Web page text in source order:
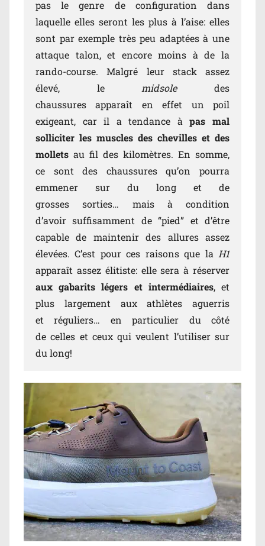
pas le genre de configuration dans
laquelle elles seront les plus à l’aise: elles
sont par exemple très peu adaptées à une
attaque talon, et encore moins à de la
rando-course. Malgré leur stack assez
élevé, le midsoledes
chaussures apparaît en effet un poil
exigeant, car il a tendance àpas mal
solliciter les muscles des chevilles et des
mollets au fil des kilomètres. En somme,
ce sont des chaussures qu’on pourra
emmener sur du long et de
grosses sorties… mais à condition
d’avoir suffisamment de “pied” et d’être
capable de maintenir des allures assez
élevées. C’est pour ces raisons que la H1
apparaît assez élitiste: elle sera à réserver
aux gabarits légers et intermédiaires, et
plus largement aux athlètes aguerris
et réguliers… en particulier du côté
de celles et ceux qui veulent l’utiliser sur
du long!